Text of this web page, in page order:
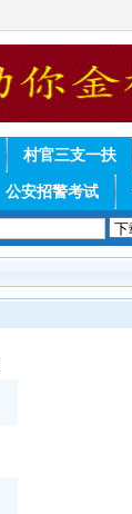
村官三支一扶
公安招警考试